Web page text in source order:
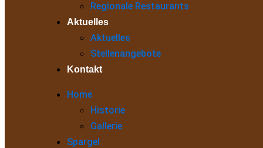
Regionale Restaurants
Aktuelles
Aktuelles
Stellenangebote
Kontakt
Home
Historie
Gallerie
Spargel